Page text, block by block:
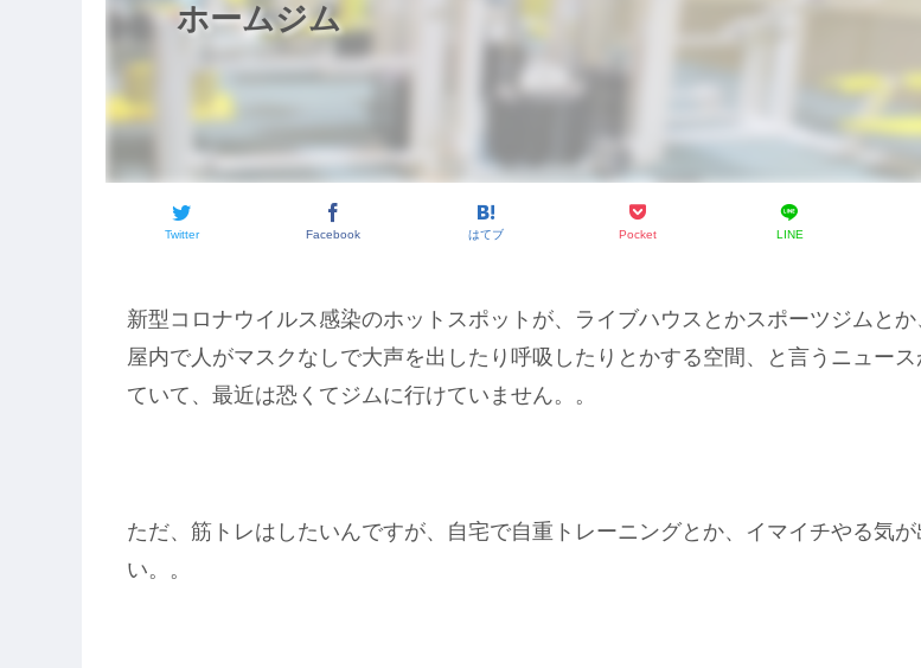
ホームジム
Twitter Facebook はてブ Pocket LINE
新型コロナウイルス感染のホットスポットが、ライブハウスとかスポーツジムとか
屋内で人がマスクなしで大声を出したり呼吸したりとかする空間、と言うニュース
ていて、最近は恐くてジムに行けていません。。
ただ、筋トレはしたいんですが、自宅で自重トレーニングとか、イマイチやる気が
い。。